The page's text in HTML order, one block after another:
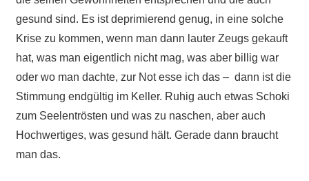
gesund sind. Es ist deprimierend genug, in eine solche
Krise zu kommen, wenn man dann lauter Zeugs gekauft
hat, was man eigentlich nicht mag, was aber billig war
oder wo man dachte, zur Not esse ich das – dann ist die
Stimmung endgültig im Keller. Ruhig auch etwas Schoki
zum Seelentrösten und was zu naschen, aber auch
Hochwertiges, was gesund hält. Gerade dann braucht
man das.